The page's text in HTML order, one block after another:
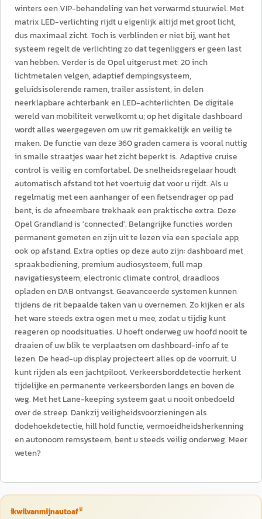
winters een VIP-behandeling van het verwarmd stuurwiel. Met
matrix LED-verlichting rijdt u eigenlijk altijd met groot licht,
dus maximaal zicht. Toch is verblinden er niet bij, want het
systeem regelt de verlichting zo dat tegenliggers er geen last
van hebben. Verder is de Opel uitgerust met: 20 inch
lichtmetalen velgen, adaptief dempingsysteem,
geluidsisolerende ramen, trailer assistent, in delen
neerklapbare achterbank en LED-achterlichten. De digitale
wereld van mobiliteit verwelkomt u; op het digitale dashboard
wordt alles weergegeven om uw rit gemakkelijk en veilig te
maken. De functie van deze 360 graden camera is vooral nuttig
in smalle straatjes waar het zicht beperkt is. Adaptive cruise
control is veilig en comfortabel. De snelheidsregelaar houdt
automatisch afstand tot het voertuig dat voor u rijdt. Als u
regelmatig met een aanhanger of een fietsendrager op pad
bent, is de afneembare trekhaak een praktische extra. Deze
Opel Grandland is 'connected'. Belangrijke functies worden
permanent gemeten en zijn uit te lezen via een speciale app,
ook op afstand. Extra opties op deze auto zijn: dashboard met
spraakbediening, premium audiosysteem, full map
navigatiesysteem, electronic climate control, draadloos
opladen en DAB ontvangst. Geavanceerde systemen kunnen
tijdens de rit bepaalde taken van u overnemen. Zo kijken er als
het ware steeds extra ogen met u mee, zodat u tijdig kunt
reageren op noodsituaties. U hoeft onderweg uw hoofd nooit te
draaien of uw blik te verplaatsen om dashboard-info af te
lezen. De head-up display projecteert alles op de voorruit. U
kunt rijden als een jachtpiloot. Verkeersborddetectie herkent
tijdelijke en permanente verkeersborden langs en boven de
weg. Met het Lane-keeping systeem gaat u nooit onbedoeld
over de streep. Dankzij veiligheidsvoorzieningen als
dodehoekdetectie, hill hold functie, vermoeidheidsherkenning
en autonoom remsysteem, bent u steeds veilig onderweg. Meer
weten?
ikwilvanmijnautoaf®